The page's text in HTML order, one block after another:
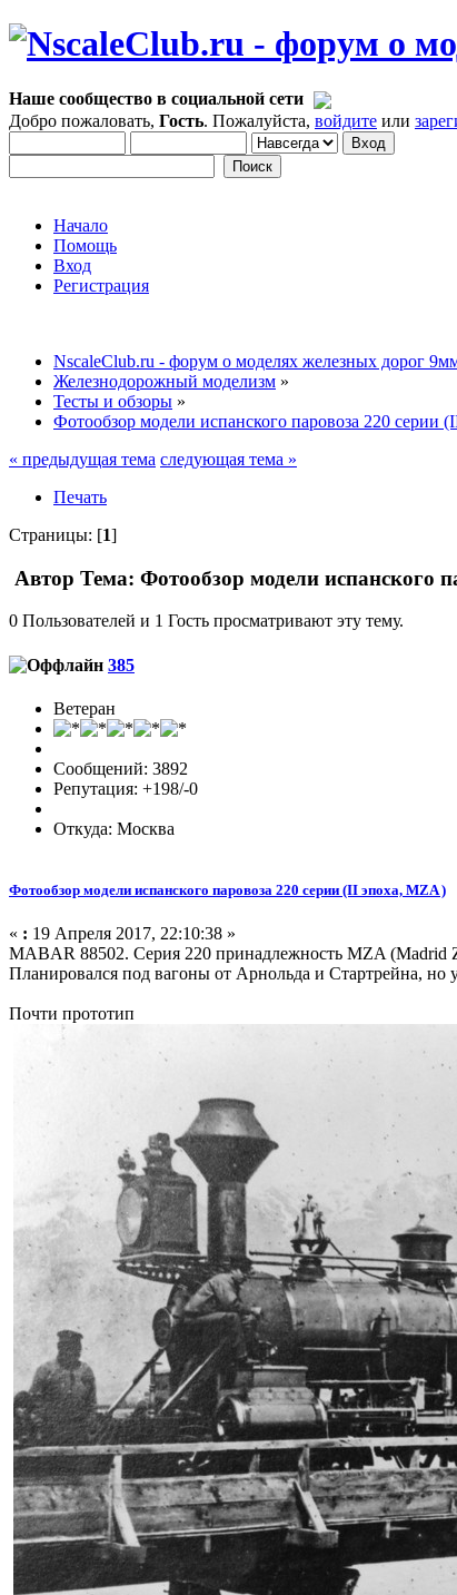
Наше сообщество в социальной сети
Добро пожаловать, Гость. Пожалуйста, войдите или
Начало
Помощь
Вход
Регистрация
NscaleClub.ru - форум о моделях железных дорог
Железнодорожный моделизм »
Тесты и обзоры »
Фотообзор модели испанского паровоза 220 серии
« предыдущая тема следующая тема »
Печать
Страницы: [1]
Автор Тема: Фотообзор модели испанского
0 Пользователей и 1 Гость просматривают эту тему.
385
Ветеран
Сообщений: 3892
Репутация: +198/-0
Откуда: Москва
Фотообзор модели испанского паровоза 220 серии (II эпоха, MZA )
« : 19 Апреля 2017, 22:10:38 »
MABAR 88502. Серия 220 принадлежность MZA (Madrid
Планировался под вагоны от Арнольда и Стартрейна, но
Почти прототип